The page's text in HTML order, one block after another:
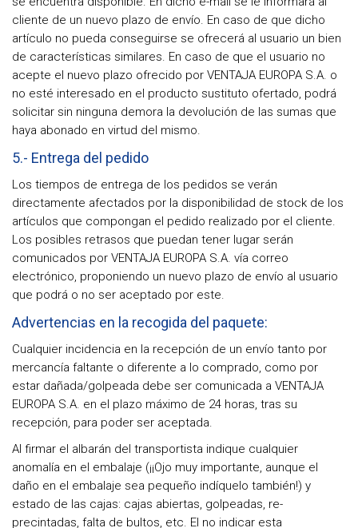
cliente de un nuevo plazo de envío. En caso de que dicho
artículo no pueda conseguirse se ofrecerá al usuario un bien
de características similares. En caso de que el usuario no
acepte el nuevo plazo ofrecido por VENTAJA EUROPA S.A. o
no esté interesado en el producto sustituto ofertado, podrá
solicitar sin ninguna demora la devolución de las sumas que
haya abonado en virtud del mismo.
5.- Entrega del pedido
Los tiempos de entrega de los pedidos se verán
directamente afectados por la disponibilidad de stock de los
artículos que compongan el pedido realizado por el cliente.
Los posibles retrasos que puedan tener lugar serán
comunicados por VENTAJA EUROPA S.A. vía correo
electrónico, proponiendo un nuevo plazo de envío al usuario
que podrá o no ser aceptado por este.
Advertencias en la recogida del paquete:
Cualquier incidencia en la recepción de un envío tanto por
mercancía faltante o diferente a lo comprado, como por
estar dañada/golpeada debe ser comunicada a VENTAJA
EUROPA S.A. en el plazo máximo de 24 horas, tras su
recepción, para poder ser aceptada.
Al firmar el albarán del transportista indique cualquier
anomalía en el embalaje (¡¡Ojo muy importante, aunque el
daño en el embalaje sea pequeño indíquelo también!) y
estado de las cajas: cajas abiertas, golpeadas, re-
precintadas, falta de bultos, etc. El no indicar esta